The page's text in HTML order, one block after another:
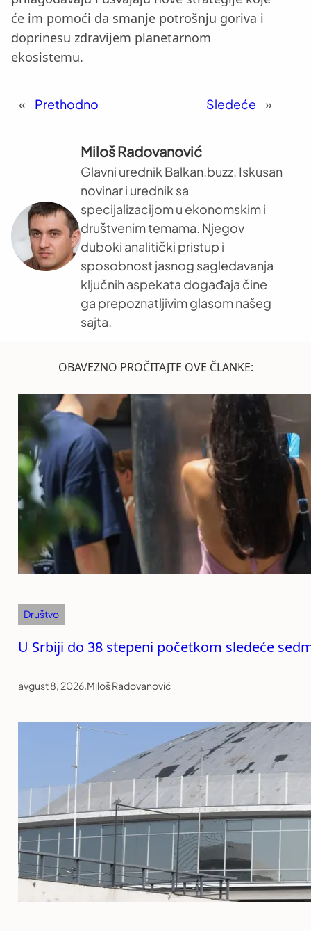
će im pomoći da smanje potrošnju goriva i
doprinesu zdravijem planetarnom
ekosistemu.
« Prethodno Sledeće »
Miloš Radovanović
Glavni urednik Balkan.buzz. Iskusan
novinar i urednik sa
specijalizacijom u ekonomskim i
društvenim temama. Njegov
duboki analitički pristup i
sposobnost jasnog sagledavanja
ključnih aspekata događaja čine
ga prepoznatljivim glasom našeg
sajta.
OBAVEZNO PROČITAJTE OVE ČLANKE:
Društvo
U Srbiji do 38 stepeni početkom sledeće
avgust 8, 2026.Miloš Radovanović